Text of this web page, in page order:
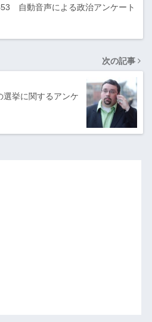
自動音声による政治アンケート
次の記事
挙に関するアンケ